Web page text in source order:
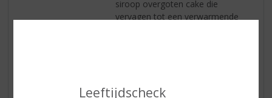
Leeftijdscheck
siroop overgoten cake die
vervagen tot een verwarmende